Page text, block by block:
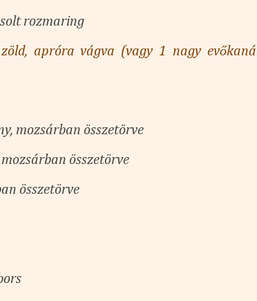
rozmaring
, apróra vágva (vagy 1 nagy
mozsárban összetörve
összetörve
összetörve